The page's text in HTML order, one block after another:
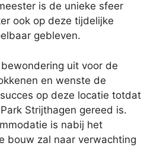
is de unieke sfeer
ook op deze tijdelijke
gebleven.
uit voor de
en wenste de
op deze locatie totdat
Strijthagen gereed is.
is nabij het
bouw zal naar verwachting